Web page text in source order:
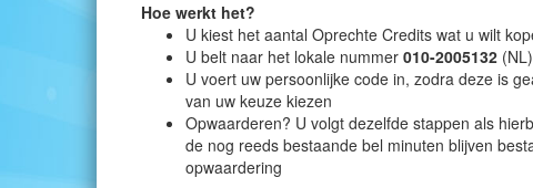
Hoe werkt het?
U kiest het aantal Oprechte Credits wat u wilt
U belt naar het lokale nummer 010-2005132
U voert uw persoonlijke code in, zodra deze is
van uw keuze kiezen
Opwaarderen? U volgt dezelfde stappen als
de nog reeds bestaande bel minuten blijven
opwaardering